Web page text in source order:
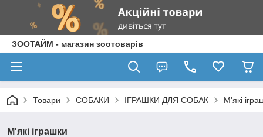
ЗООТАЙМ - магазин зоотоварів
Товари СОБАКИ ІГРАШКИ ДЛЯ СОБАК М'які
М'які іграшки